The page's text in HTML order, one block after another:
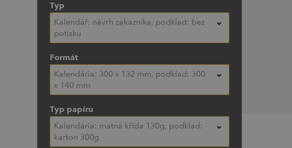
Typ
Kalendář: návrh zákazníka, podklad: bez
potisku
Formát
Kalendária: 300 x 132 mm, podklad: 300
x 140 mm
Typ papíru
Kalendária: matná křída 130g, podklad:
karton 300g